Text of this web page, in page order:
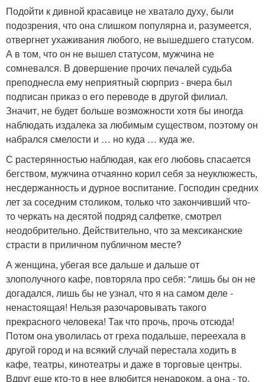
Подойти к дивной красавице не хватало духу, были
подозрения, что она слишком популярна и, разумеется,
отвергнет ухаживания любого, не вышедшего статусом.
А в том, что он не вышел статусом, мужчина не
сомневался. В довершение прочих печалей судьба
преподнесла ему неприятный сюрприз - вчера был
подписан приказ о его переводе в другой филиал.
Значит, не будет больше возможности хотя бы иногда
наблюдать издалека за любимым существом, поэтому он
набрался смелости и … но куда … куда же.
С растерянностью наблюдая, как его любовь спасается
бегством, мужчина отчаянно корил себя за неуклюжесть,
несдержанность и дурное воспитание. Господин средних
лет за соседним столиком, только что закончивший что-
то черкать на десятой подряд салфетке, смотрел
неодобрительно. Действительно, что за мексиканские
страсти в приличном публичном месте?
А женщина, убегая все дальше и дальше от
злополучного кафе, повторяла про себя: "лишь бы он не
догадался, лишь бы не узнал, что я на самом деле -
ненастоящая! Нельзя разочаровывать такого
прекрасного человека! Так что прочь, прочь отсюда!
Потом она уволилась от греха подальше, переехала в
другой город и на всякий случай перестала ходить в
кафе, театры, кинотеатры и даже в торговые центры.
Вдруг еще кто-то в нее влюбится ненароком, а она - то,